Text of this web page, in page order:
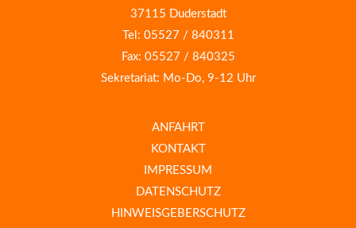
37115 Duderstadt
Tel: 05527 / 840311
Fax: 05527 / 840325
Sekretariat: Mo-Do, 9-12 Uhr
ANFAHRT
KONTAKT
IMPRESSUM
DATENSCHUTZ
HINWEISGEBERSCHUTZ